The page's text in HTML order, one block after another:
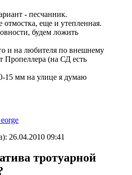
- песчанник.
отмостка, еще и утепленная.
будем ложить
и на любителя по внешнему
Пропеллера (на СД есть
15 мм на улице я думаю
26.04.2010 09:41
тротуарной